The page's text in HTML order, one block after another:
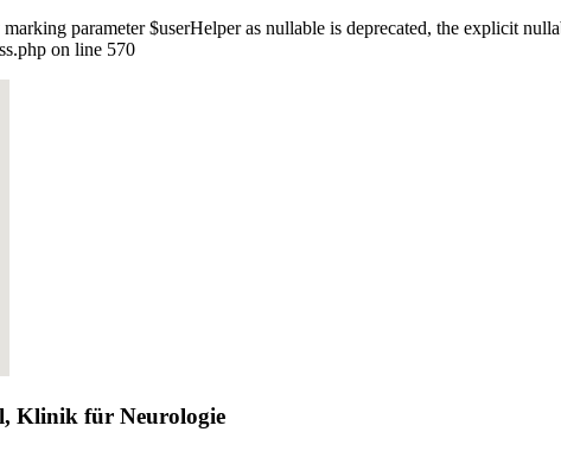
parameter $userHelper as nullable is deprecated, the explicit
on line 570
Klinik für Neurologie